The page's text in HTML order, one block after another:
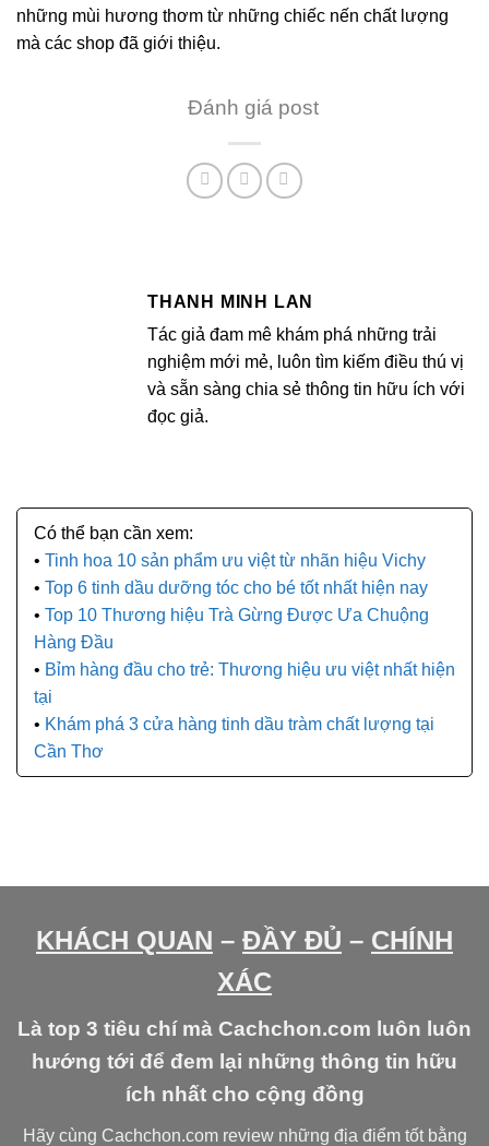
những mùi hương thơm từ những chiếc nến chất lượng
mà các shop đã giới thiệu.
Đánh giá post
THANH MINH LAN
Tác giả đam mê khám phá những trải
nghiệm mới mẻ, luôn tìm kiếm điều thú vị
và sẵn sàng chia sẻ thông tin hữu ích với
đọc giả.
Tinh hoa 10 sản phẩm ưu việt từ nhãn hiệu Vichy
Top 6 tinh dầu dưỡng tóc cho bé tốt nhất hiện nay
Top 10 Thương hiệu Trà Gừng Được Ưa Chuộng
Hàng Đầu
Bỉm hàng đầu cho trẻ: Thương hiệu ưu việt nhất hiện
tại
Khám phá 3 cửa hàng tinh dầu tràm chất lượng tại
Cần Thơ
KHÁCH QUAN – ĐẦY ĐỦ – CHÍNH
XÁC
Là top 3 tiêu chí mà Cachchon.com luôn luôn
hướng tới để đem lại những thông tin hữu
ích nhất cho cộng đồng
Hãy cùng Cachchon.com review những địa điểm tốt bằng